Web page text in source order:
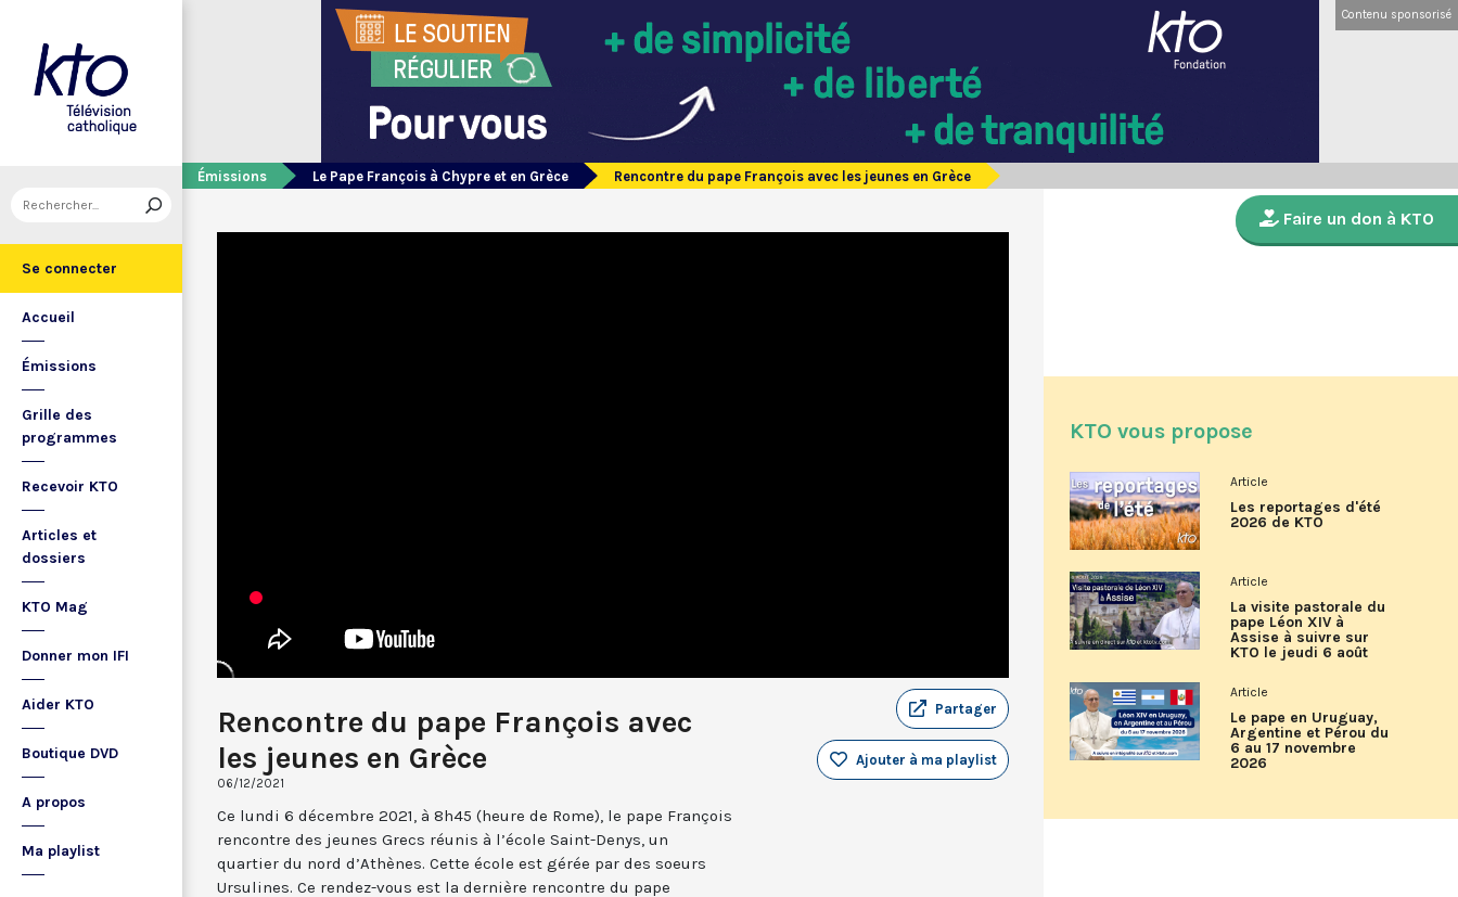
Se connecter
Accueil
Émissions
Grille des
programmes
Recevoir KTO
Articles et
dossiers
KTO Mag
Donner mon IFI
Aider KTO
Boutique DVD
A propos
Ma playlist
Contenu sponsorisé
Émissions Le Pape François à Chypre et en Grèce Rencontre du pape François avec les jeunes en Grèce
Rencontre du pape François avec
les jeunes en Grèce
06/12/2021
Partager
Ajouter à ma playlist
Ce lundi 6 décembre 2021, à 8h45 (heure de Rome), le pape François
rencontre des jeunes Grecs réunis à l’école Saint-Denys, un
quartier du nord d’Athènes. Cette école est gérée par des soeurs
Ursulines. Ce rendez-vous est la dernière rencontre du pape
Faire un don à KTO
KTO vous propose
Article
Les reportages d'été
2026 de KTO
Article
La visite pastorale du
pape Léon XIV à
Assise à suivre sur
KTO le jeudi 6 août
Article
Le pape en Uruguay,
Argentine et Pérou du
6 au 17 novembre
2026